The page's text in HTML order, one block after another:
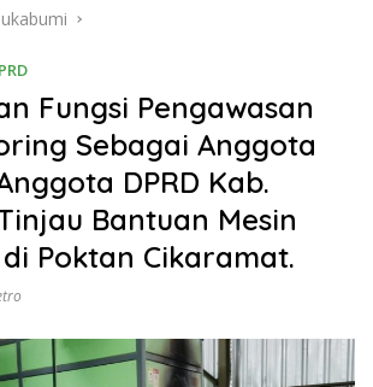
Fungsi Pengawasan
Sebagai Anggota
DPRD Kab.
Bantuan Mesin
Poktan Cikaramat.